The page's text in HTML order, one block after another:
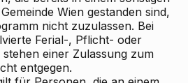
Wien gestanden sind,
nicht zuzulassen. Bei
Ferial-, Pflicht- oder
einer Zulassung zum
entgegen.